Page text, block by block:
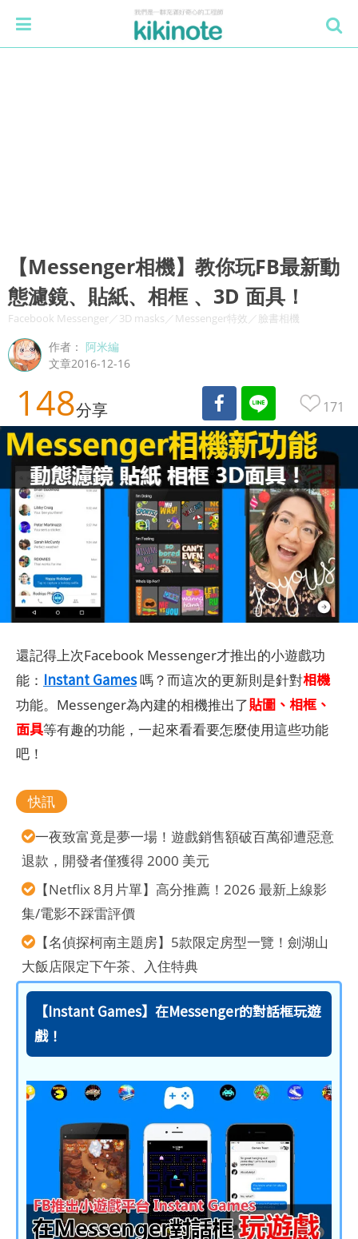
【Messenger相機】教你玩FB最新動
態濾鏡、貼紙、相框 、3D 面具！
Facebook Messenger／3D masks／Messenger特效／臉書相機
作者： 阿米編
文章2016-12-16
148分享 171
還記得上次Facebook Messenger才推出的小遊戲功
能： Instant Games嗎？而這次的更新則是針對相機
功能。Messenger為內建的相機推出了貼圖、相框、
面具等有趣的功能，一起來看看要怎麼使用這些功能
吧！
快訊
一夜致富竟是夢一場！遊戲銷售額破百萬卻遭惡意
退款，開發者僅獲得 2000 美元
【Netflix 8月片單】高分推薦！2026 最新上線影
集/電影不踩雷評價
【名偵探柯南主題房】5款限定房型一覽！劍湖山
大飯店限定下午茶、入住特典
【Instant Games】在Messenger的對話框玩遊
戲！